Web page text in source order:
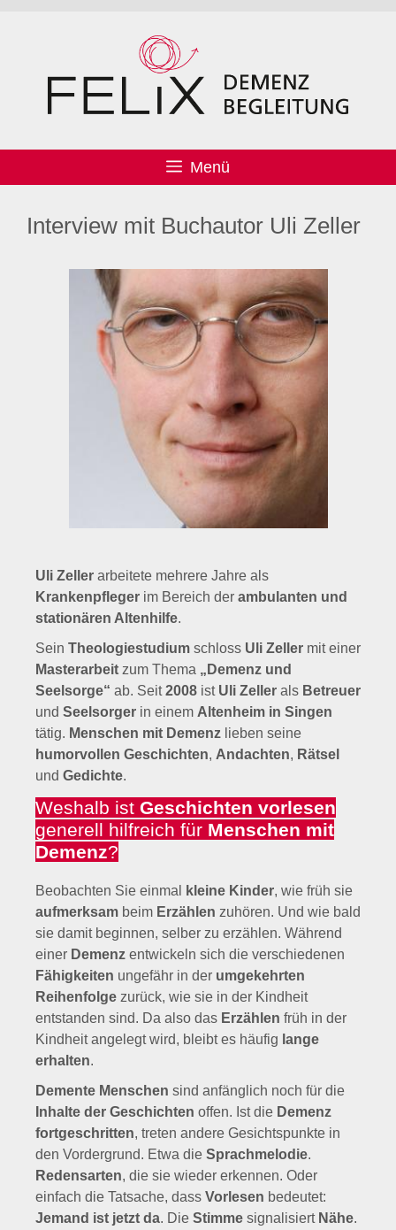
Menü
Interview mit Buchautor Uli Zeller
Uli Zeller arbeitete mehrere Jahre als
Krankenpfleger im Bereich der ambulanten und
stationären Altenhilfe.
Sein Theologiestudium schloss Uli Zeller mit einer
Masterarbeit zum Thema „Demenz und
Seelsorge“ ab. Seit2008 ist Uli Zeller als Betreuer
und Seelsorger in einem Altenheim in Singen
tätig. Menschen mit Demenz lieben seine
humorvollen Geschichten, Andachten, Rätsel
und Gedichte.
Weshalb ist Geschichten vorlesen
generell hilfreich für Menschen mit
Demenz?
Beobachten Sie einmal kleine Kinder, wie früh sie
aufmerksam beim Erzählen zuhören. Und wie bald
sie damit beginnen, selber zu erzählen. Während
einer Demenz entwickeln sich die verschiedenen
Fähigkeiten ungefähr in der umgekehrten
Reihenfolge zurück, wie sie in der Kindheit
entstanden sind. Da also das Erzählen früh in der
Kindheit angelegt wird, bleibt es häufig lange
erhalten.
Demente Menschen sind anfänglich noch für die
Inhalte der Geschichten offen. Ist die Demenz
fortgeschritten, treten andere Gesichtspunkte in
den Vordergrund. Etwa die Sprachmelodie.
Redensarten, die sie wieder erkennen. Oder
einfach die Tatsache, dass Vorlesen bedeutet:
Jemand ist jetzt da. Die Stimme signalisiert Nähe.